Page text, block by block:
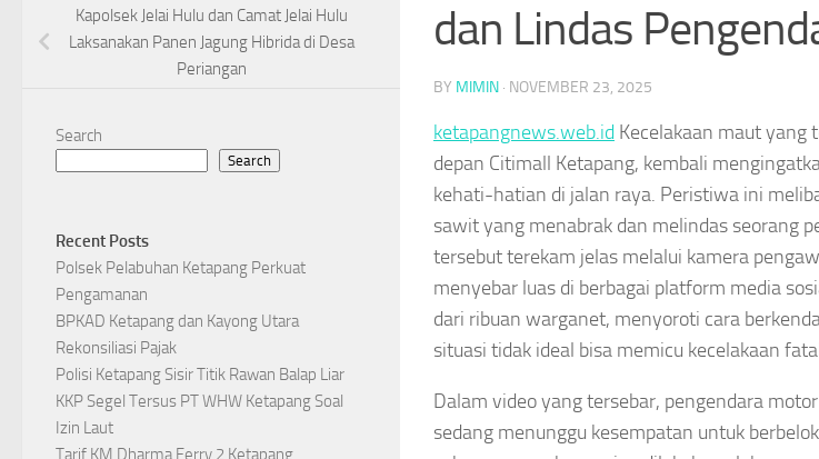
dan Lindas
BY MIMIN · NOVEMBER 23, 2025
ketapangnews.web.id Kecelakaan maut yang
depan Citimall Ketapang, kembali
kehati-hatian di jalan raya. Peristiwa ini
sawit yang menabrak dan melindas seorang
tersebut terekam jelas melalui kamera
menyebar luas di berbagai platform media
dari ribuan warganet, menyoroti cara
situasi tidak ideal bisa memicu kecelakaan
Dalam video yang tersebar, pengendara
sedang menunggu kesempatan untuk
Kapolsek Jelai Hulu dan Camat Jelai Hulu
Laksanakan Panen Jagung Hibrida di Desa
Periangan
Search
Search
Recent Posts
Polsek Pelabuhan Ketapang Perkuat
Pengamanan
BPKAD Ketapang dan Kayong Utara
Rekonsiliasi Pajak
Polisi Ketapang Sisir Titik Rawan Balap Liar
KKP Segel Tersus PT WHW Ketapang Soal
Izin Laut
Tarif KM Dharma Ferry 2 Ketapang